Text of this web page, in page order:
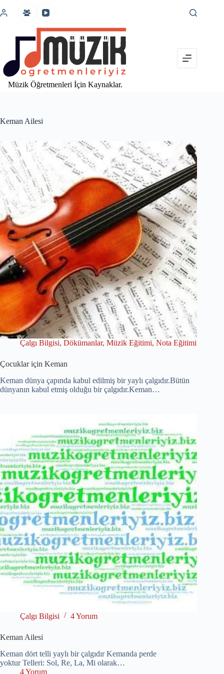
atla
Müzik Öğretmenleri İçin Kaynaklar.
Keman Ailesi
Çalgı Bilgisi, Dökümanlar, Müzik Eğitimi, Nota Eğitimi
Çocuklar için Keman
Keman dünya çapında kabul edilmiş bir yaylı çalgıdır.Bütün
dünyanın kabul etmiş olduğu bir çalgıdır.Keman…
Çalgı Bilgisi 4 Yorum
Keman Ailesi
Keman dört telli yaylı bir çalgıdır Kemanda perde
yoktur Telleri: Sol, Re, La, Mi olarak…
4 Yorum